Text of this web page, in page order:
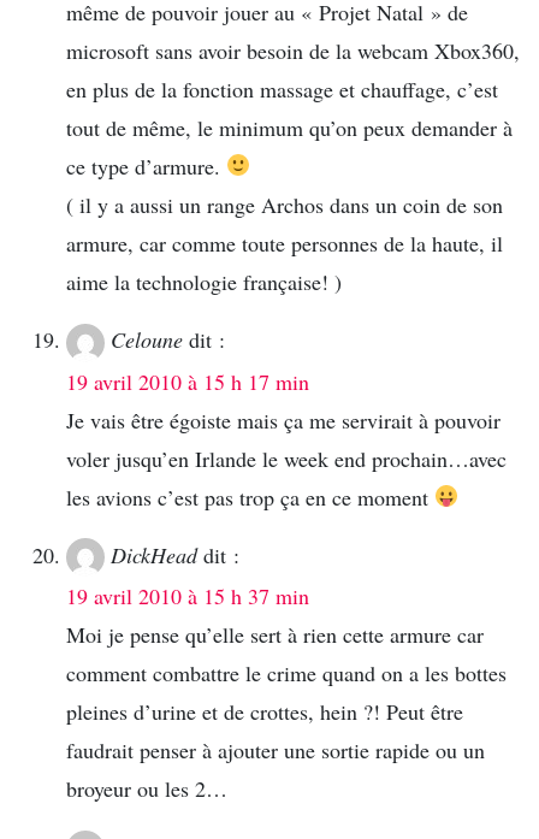
même de pouvoir jouer au « Projet Natal » de
microsoft sans avoir besoin de la webcam Xbox360,
en plus de la fonction massage et chauffage, c’est
tout de même, le minimum qu’on peux demander à
ce type d’armure.
( il y a aussi un range Archos dans un coin de son
armure, car comme toute personnes de la haute, il
aime la technologie française! )
Celoune dit :
19 avril 2010 à 15 h 17 min
Je vais être égoiste mais ça me servirait à pouvoir
voler jusqu’en Irlande le week end prochain…avec
les avions c’est pas trop ça en ce moment
DickHead dit :
19 avril 2010 à 15 h 37 min
Moi je pense qu’elle sert à rien cette armure car
comment combattre le crime quand on a les bottes
pleines d’urine et de crottes, hein ?! Peut être
faudrait penser à ajouter une sortie rapide ou un
broyeur ou les 2…